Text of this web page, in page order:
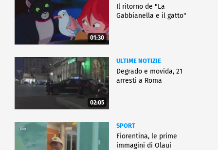
01:30
Il ritorno de "La
Gabbianella e il gatto"
02:05
ULTIME NOTIZIE
Degrado e movida, 21
arresti a Roma
SPORT
Fiorentina, le prime
immagini di Olaui